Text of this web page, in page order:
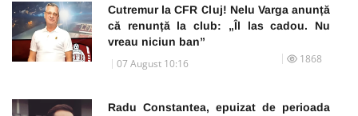
Cutremur la CFR Cluj! Nelu Varga anunță
că renunță la club: „Îl las cadou. Nu
vreau niciun ban”
07 August 10:16 1868
Radu Constantea, epuizat de perioada